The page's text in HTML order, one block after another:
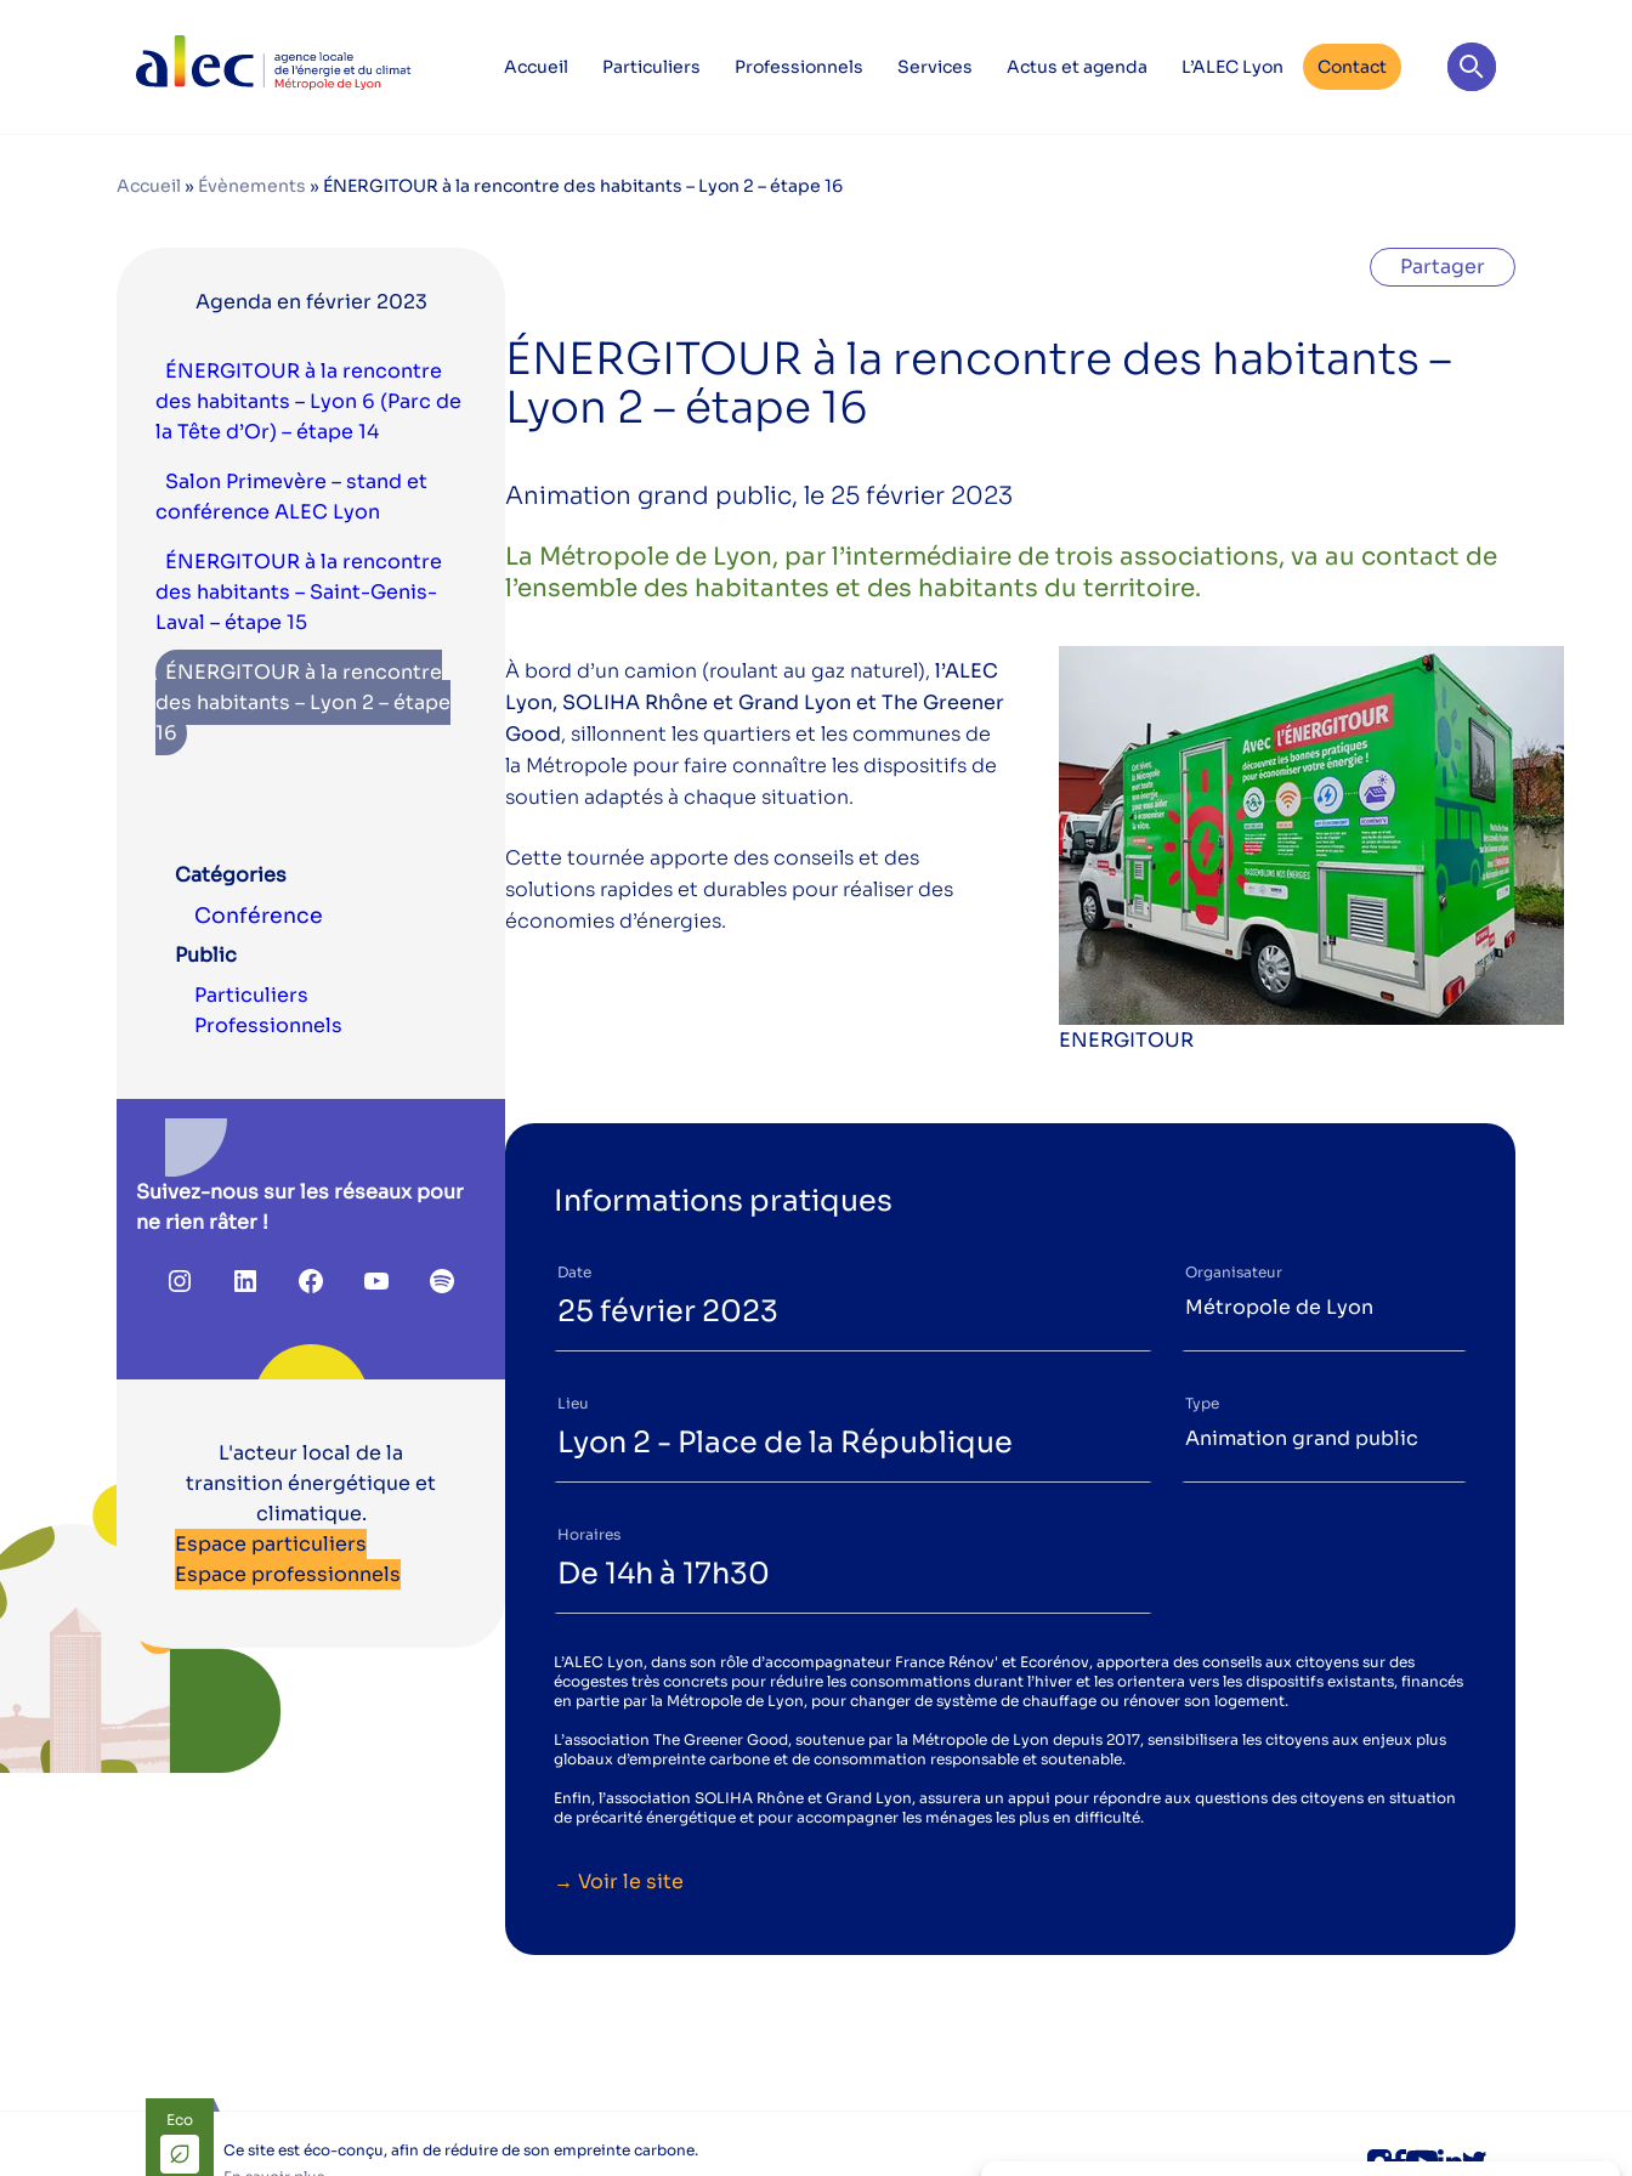
Accueil Particuliers Professionnels Services Actus et agenda L’ALEC Lyon Contact
Accueil » Évènements » ÉNERGITOUR à la rencontre des habitants – Lyon 2 – étape 16
Agenda en février 2023
ÉNERGITOUR à la rencontre
des habitants – Lyon 6 (Parc de
la Tête d’Or) – étape 14
Salon Primevère – stand et
conférence ALEC Lyon
ÉNERGITOUR à la rencontre
des habitants – Saint-Genis-
Laval – étape 15
ÉNERGITOUR à la rencontre
des habitants – Lyon 2 – étape
16
Catégories
Conférence
Public
Particuliers
Professionnels
Suivez-nous sur les réseaux pour
ne rien râter !
Instagram
LinkedInFacebook
YouTubeSpotify
L'acteur local de la
transition énergétique et
climatique.
Espace particuliers
Espace professionnels
Partager
ÉNERGITOUR à la rencontre des habitants –
Lyon 2 – étape 16
Animation grand public, le 25 février 2023
La Métropole de Lyon, par l’intermédiaire de trois associations, va au contact de
l’ensemble des habitantes et des habitants du territoire.
À bord d’un camion (roulant au gaz naturel), l’ALEC
Lyon, SOLIHA Rhône et Grand Lyon et The Greener
Good, sillonnent les quartiers et les communes de
la Métropole pour faire connaître les dispositifs de
soutien adaptés à chaque situation.
Cette tournée apporte des conseils et des
solutions rapides et durables pour réaliser des
économies d’énergies.
ENERGITOUR
Informations pratiques
Date
25 février 2023
Organisateur
Métropole de Lyon
Lieu
Lyon 2 - Place de la République
Type
Animation grand public
Horaires
De 14h à 17h30
L’ALEC Lyon, dans son rôle d’accompagnateur France Rénov' et Ecorénov, apportera des conseils aux citoyens sur des
écogestes très concrets pour réduire les consommations durant l’hiver et les orientera vers les dispositifs existants, financés
en partie par la Métropole de Lyon, pour changer de système de chauffage ou rénover son logement.
L’association The Greener Good, soutenue par la Métropole de Lyon depuis 2017, sensibilisera les citoyens aux enjeux plus
globaux d’empreinte carbone et de consommation responsable et soutenable.
Enfin, l’association SOLIHA Rhône et Grand Lyon, assurera un appui pour répondre aux questions des citoyens en situation
de précarité énergétique et pour accompagner les ménages les plus en difficulté.
→ Voir le site
Eco
Ce site est éco-conçu, afin de réduire de son empreinte carbone.